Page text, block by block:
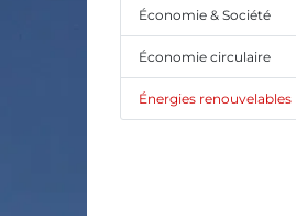
Économie & Société
Économie circulaire
Énergies renouvelables